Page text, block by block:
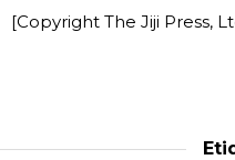
[Copyright The Jiji Press,